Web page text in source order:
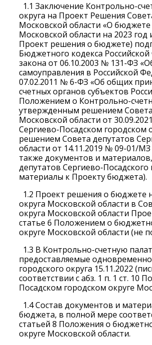
1.1 Заключение Контрольно-
округа на Проект Решения
Московской области «О бюджете
Московской области на 2023
Проект решения о бюджете)
Бюджетного кодекса
закона от 06.10.2003 № 131-ФЗ
самоуправления в Российской
07.02.2011 № 6-ФЗ «Об общих
счетных органов субъектов
Положением о Контрольно-
утвержденным решением Совета
Московской области от
Сергиево-Посадском городском
решением Совета депутатов
области от 14.11.2019 № 09-01/
также документов и
депутатов Сергиево-Посадского
материалы к Проекту бюджета).
1.2 Проект решения о бюджете
округа Московской области в
округа Московской области
статье 6 Положением о
округе Московской области (не
1.3 В Контрольно-счетную
предоставляемые
городского округа 15.11.2022
соответствии с абз. 1 п. 1 ст.
Посадском городском округе
1.4 Состав документов и
бюджета, в полной мере
статьей 8 Положения о
округе Московской области.